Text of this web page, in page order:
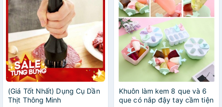
(Giá Tốt Nhất) Dụng Cụ Dần
Thịt Thông Minh
Khuôn làm kem 8 que và 6
que có nắp đậy tay cầm tiện